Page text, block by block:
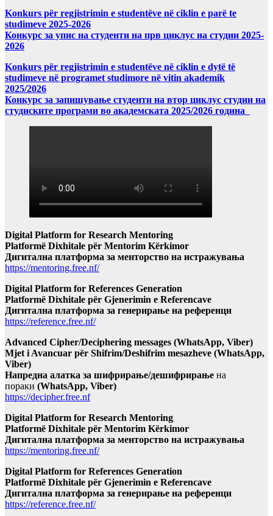
Konkurs për regjistrimin e studentëve në ciklin e parë te
studimeve 2025-2026
Конкурс за упис на студенти на прв циклус на студии 2025-
2026
Konkurs për regjistrimin e studentëve në ciklin e dytë të
studimeve në programet studimore në vitin akademik
2025/2026
Конкурс за запишување студенти на втор циклус студии на
студиските програми во академската 2025/2026 година
Digital Platform for Research Mentoring
Platformë Dixhitale për Mentorim Kërkimor
Дигитална платформа за менторство на истражувања
https://mentoring.free.nf/
Digital Platform for References Generation
Platformë Dixhitale për Gjenerimin e Referencave
Дигитална платформа за генерирање на референци
https://reference.free.nf/
Advanced Cipher/Deciphering messages (WhatsApp, Viber)
Mjet i Avancuar për Shifrim/Deshifrim mesazheve (WhatsApp,
Viber)
Напредна алатка за шифрирање/дешифрирање на
пораки (WhatsApp, Viber)
https://decipher.free.nf
Digital Platform for Research Mentoring
Platformë Dixhitale për Mentorim Kërkimor
Дигитална платформа за менторство на истражувања
https://mentoring.free.nf/
Digital Platform for References Generation
Platformë Dixhitale për Gjenerimin e Referencave
Дигитална платформа за генерирање на референци
https://reference.free.nf/